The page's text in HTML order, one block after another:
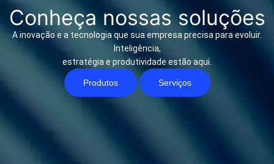
Conheça nossas soluções
A inovação e a tecnologia que sua empresa precisa para evoluir.
Inteligência,
estratégia e produtividade estão aqui.
Produtos Serviços